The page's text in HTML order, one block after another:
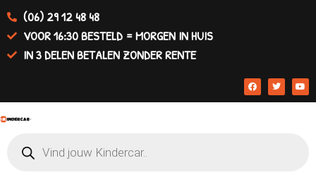
(06) 29 12 48 48
VOOR 16:30 BESTELD = MORGEN IN HUIS
IN 3 DELEN BETALEN ZONDER RENTE